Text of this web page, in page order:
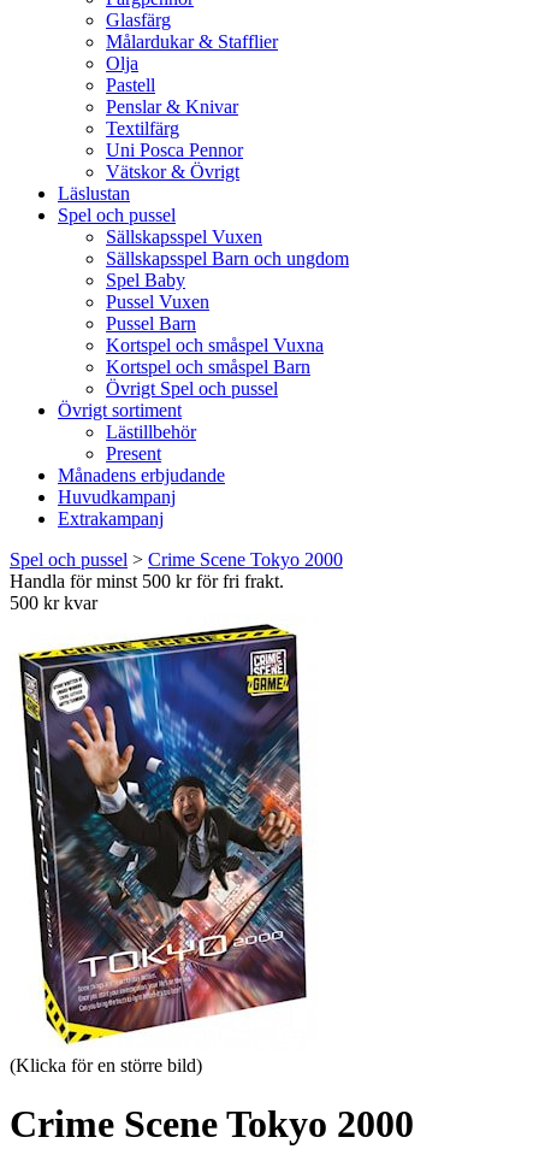
Glasfärg
Målardukar & Stafflier
Olja
Pastell
Penslar & Knivar
Textilfärg
Uni Posca Pennor
Vätskor & Övrigt
Läslustan
Spel och pussel
Sällskapsspel Vuxen
Sällskapsspel Barn och ungdom
Spel Baby
Pussel Vuxen
Pussel Barn
Kortspel och småspel Vuxna
Kortspel och småspel Barn
Övrigt Spel och pussel
Övrigt sortiment
Lästillbehör
Present
Månadens erbjudande
Huvudkampanj
Extrakampanj
Spel och pussel > Crime Scene Tokyo 2000
Handla för minst 500 kr för fri frakt.
500 kr kvar
(Klicka för en större bild)
Crime Scene Tokyo 2000